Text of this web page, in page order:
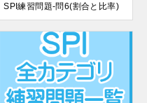
SPI練習問題-問6(割合と比率)